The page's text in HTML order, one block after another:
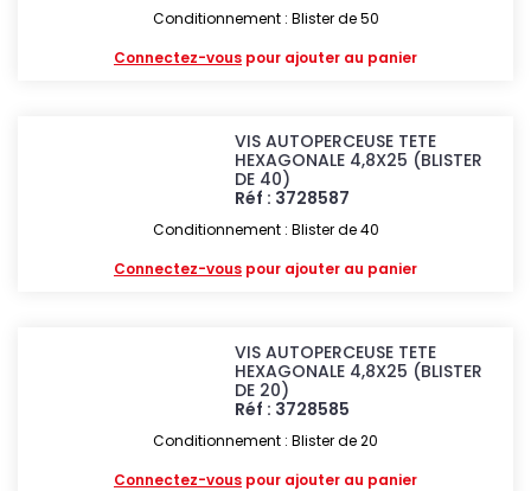
Conditionnement : Blister de 50
Connectez-vous pour ajouter au panier
VIS AUTOPERCEUSE TETE
HEXAGONALE 4,8X25 (BLISTER
DE 40)
Réf : 3728587
Conditionnement : Blister de 40
Connectez-vous pour ajouter au panier
VIS AUTOPERCEUSE TETE
HEXAGONALE 4,8X25 (BLISTER
DE 20)
Réf : 3728585
Conditionnement : Blister de 20
Connectez-vous pour ajouter au panier